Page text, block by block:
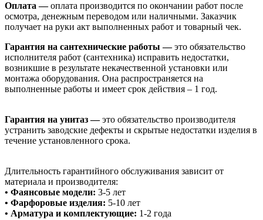
Оплата —оплата производится по окончании работ после
осмотра, денежным переводом или наличными. Заказчик
получает на руки акт выполненных работ и товарный чек.
Гарантия на сантехнические работы —это обязательство
исполнителя работ (сантехника) исправить недостатки,
возникшие в результате некачественной установки или
монтажа оборудования. Она распространяется на
выполненные работы и имеет срок действия – 1 год.
Гарантия на унитаз —это обязательство производителя
устранить заводские дефекты и скрытые недостатки изделия в
течение установленного срока.
Длительность гарантийного обслуживания зависит от
материала и производителя:
• Фаянсовые модели: 3-5 лет
• Фарфоровые изделия: 5-10 лет
• Арматура и комплектующие: 1-2 года